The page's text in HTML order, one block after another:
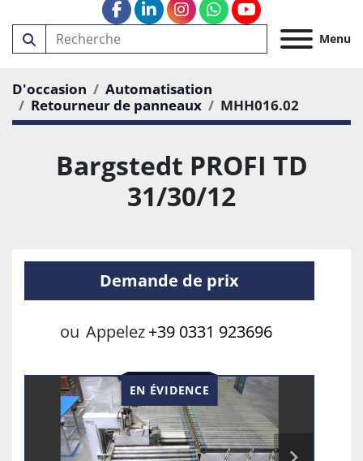
Menu
facebook
linkedininstagram
whatsapp
youtube
D'occasion
Automatisation
Retourneur de panneaux
MHH016.02
Bargstedt PROFI TD
31/30/12
Demande de prix
ou Appelez+39 0331 923696
EN ÉVIDENCE